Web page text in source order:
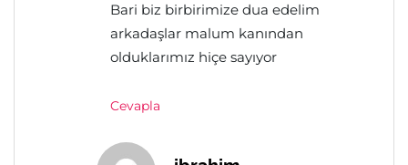
Bari biz birbirimize dua edelim
arkadaşlar malum kanından
olduklarımız hiçe sayıyor
Cevapla